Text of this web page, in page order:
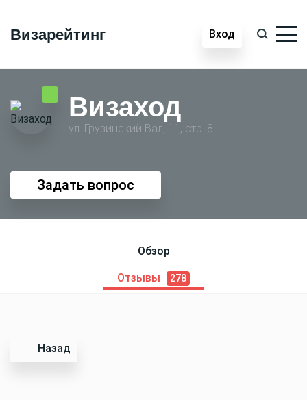
Визарейтинг Вход
Визаход
ул. Грузинский Вал, 11, стр. 8
Задать вопрос
Обзор
Отзывы 278
Назад